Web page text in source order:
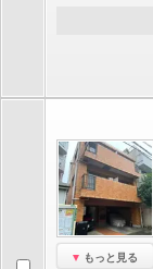
もっと見る